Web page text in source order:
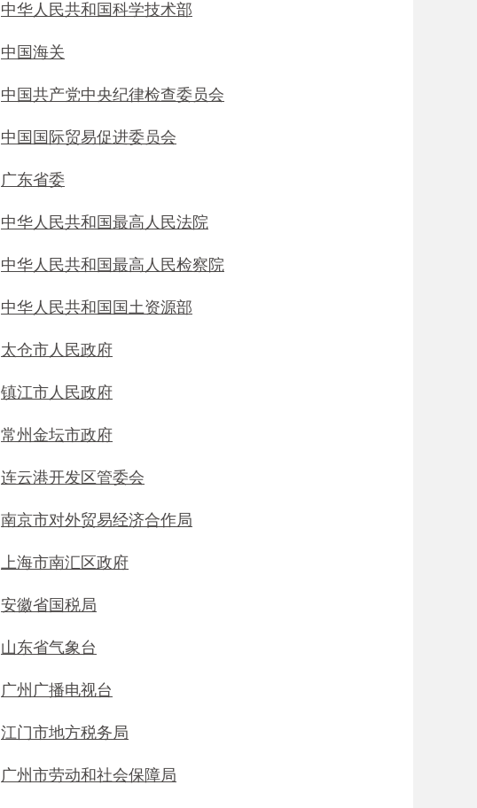
中华人民共和国科学技术部
中国海关
中国共产党中央纪律检查委员会
中国国际贸易促进委员会
广东省委
中华人民共和国最高人民法院
中华人民共和国最高人民检察院
中华人民共和国国土资源部
太仓市人民政府
镇江市人民政府
常州金坛市政府
连云港开发区管委会
南京市对外贸易经济合作局
上海市南汇区政府
安徽省国税局
山东省气象台
广州广播电视台
江门市地方税务局
广州市劳动和社会保障局